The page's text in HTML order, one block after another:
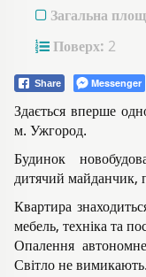
Загальна
Поверх: 2
Share Messenger
Здається вперше
м. Ужгород.
Будинок
дитячий майданчик,
Квартира
мебель, техніка та
Опалення
Світло не вимикають.